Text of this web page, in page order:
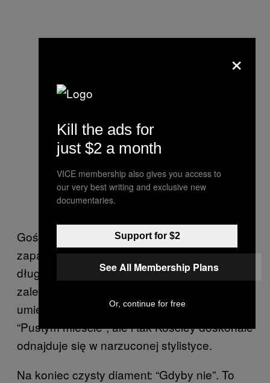
Goście? Zwrotka Jota w “Zimnej wojnie 2.0”
zapada w pamięć na naprawdę
długo, zresztą cały numer zdaje się być
zaledwie pretekstem do pokazu charyzmy i
umiejętności twórców. Tego nieco brakuje w
“Pustym mieście”, ale i tak Kościey doskonale
odnajduje się w narzuconej stylistyce.
Na koniec czysty diament: “Gdyby nie”. To
×
Kill the ads for
just $2 a month
VICE membership also gives you access to
our very best writing and exclusive new
documentaries.
Support for $2
See All Membership Plans
Or, continue for free